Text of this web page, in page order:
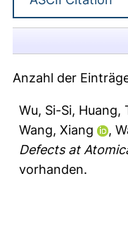
Anzahl der
Wu, Si-Si, Huang,
Wang, Xiang
,
Defects at
vorhanden.